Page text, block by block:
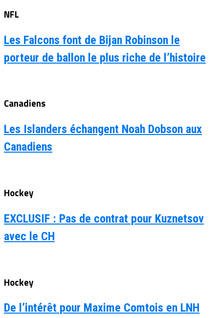
NFL
Les Falcons font de Bijan Robinson le
porteur de ballon le plus riche de l’histoire
Canadiens
Les Islanders échangent Noah Dobson aux
Canadiens
Hockey
EXCLUSIF : Pas de contrat pour Kuznetsov
avec le CH
Hockey
De l’intérêt pour Maxime Comtois en LNH